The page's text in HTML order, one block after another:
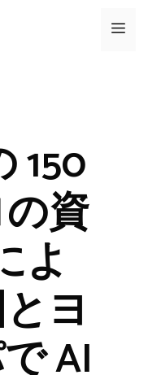
メ
150
資
よ
ヨ
AI